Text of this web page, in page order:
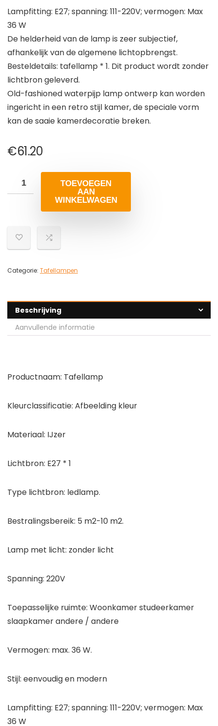
Lampfitting: E27; spanning: 111-220V; vermogen: Max
36 W
De helderheid van de lamp is zeer subjectief,
afhankelijk van de algemene lichtopbrengst.
Besteldetails: tafellamp * 1. Dit product wordt zonder
lichtbron geleverd.
Old-fashioned waterpijp lamp ontwerp kan worden
ingericht in een retro stijl kamer, de speciale vorm
kan de saaie kamerdecoratie breken.
€61.20
TOEVOEGEN
AAN
WINKELWAGEN
Categorie: Tafellampen
Beschrijving
Aanvullende informatie
Productnaam: Tafellamp
Kleurclassificatie: Afbeelding kleur
Materiaal: IJzer
Lichtbron: E27 * 1
Type lichtbron: ledlamp.
Bestralingsbereik: 5 m2-10 m2.
Lamp met licht: zonder licht
Spanning: 220V
Toepasselijke ruimte: Woonkamer studeerkamer
slaapkamer andere / andere
Vermogen: max. 36 W.
Stijl: eenvoudig en modern
Lampfitting: E27; spanning: 111-220V; vermogen: Max
36 W